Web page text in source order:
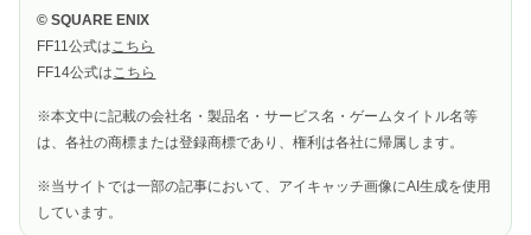
© SQUARE ENIX
FF11公式はこちら
FF14公式はこちら
※本文中に記載の会社名・製品名・サービス名・ゲームタイトル名等
は、各社の商標または登録商標であり、権利は各社に帰属します。
※当サイトでは一部の記事において、アイキャッチ画像にAI生成を使用
しています。